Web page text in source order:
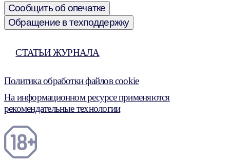
Сообщить об опечатке
Обращение в техподдержку
СТАТЬИ ЖУРНАЛА
Политика обработки файлов cookie
На информационном ресурсе применяются
рекомендательные технологии